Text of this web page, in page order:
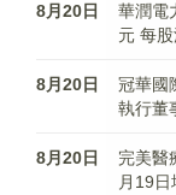
8月20日
華潤電
元 每
8月20日
冠華國
執行董
8月20日
完美醫
月19